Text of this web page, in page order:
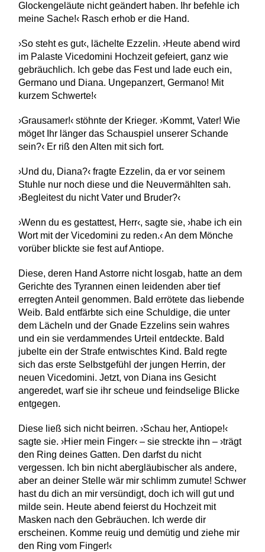
Glockengeläute nicht geändert haben. Ihr befehle ich
meine Sache!‹ Rasch erhob er die Hand.
›So steht es gut‹, lächelte Ezzelin. ›Heute abend wird
im Palaste Vicedomini Hochzeit gefeiert, ganz wie
gebräuchlich. Ich gebe das Fest und lade euch ein,
Germano und Diana. Ungepanzert, Germano! Mit
kurzem Schwerte!‹
›Grausamer!‹ stöhnte der Krieger. ›Kommt, Vater! Wie
möget Ihr länger das Schauspiel unserer Schande
sein?‹ Er riß den Alten mit sich fort.
›Und du, Diana?‹ fragte Ezzelin, da er vor seinem
Stuhle nur noch diese und die Neuvermählten sah.
›Begleitest du nicht Vater und Bruder?‹
›Wenn du es gestattest, Herr‹, sagte sie, ›habe ich ein
Wort mit der Vicedomini zu reden.‹ An dem Mönche
vorüber blickte sie fest auf Antiope.
Diese, deren Hand Astorre nicht losgab, hatte an dem
Gerichte des Tyrannen einen leidenden aber tief
erregten Anteil genommen. Bald errötete das liebende
Weib. Bald entfärbte sich eine Schuldige, die unter
dem Lächeln und der Gnade Ezzelins sein wahres
und ein sie verdammendes Urteil entdeckte. Bald
jubelte ein der Strafe entwischtes Kind. Bald regte
sich das erste Selbstgefühl der jungen Herrin, der
neuen Vicedomini. Jetzt, von Diana ins Gesicht
angeredet, warf sie ihr scheue und feindselige Blicke
entgegen.
Diese ließ sich nicht beirren. ›Schau her, Antiope!‹
sagte sie. ›Hier mein Finger‹ – sie streckte ihn – ›trägt
den Ring deines Gatten. Den darfst du nicht
vergessen. Ich bin nicht abergläubischer als andere,
aber an deiner Stelle wär mir schlimm zumute! Schwer
hast du dich an mir versündigt, doch ich will gut und
milde sein. Heute abend feierst du Hochzeit mit
Masken nach den Gebräuchen. Ich werde dir
erscheinen. Komme reuig und demütig und ziehe mir
den Ring vom Finger!‹